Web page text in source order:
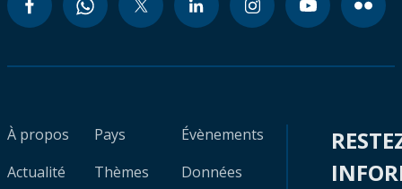
À propos
Actualité
Pays
Thèmes
Évènements
Données